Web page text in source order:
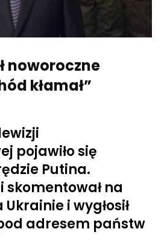
noworoczne
kłamał”
pojawiło się
Putina.
skomentował na
i wygłosił
adresem państw